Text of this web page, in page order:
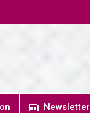
Newsletter